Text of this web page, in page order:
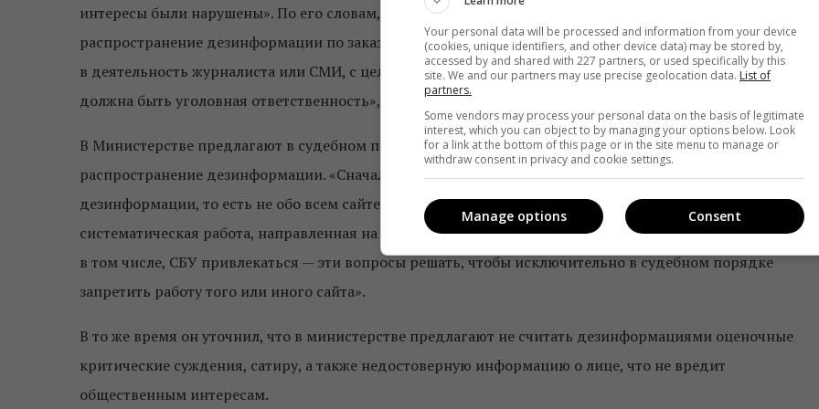
интересы были нарушены». По его словам, к уголовной информации относится также умышленное
распространение дезинформации по заказу третьего лица, которое причинило вред. «За вмешательство
в деятельность журналиста или СМИ, с целью, в том числе, распространения дезинформации, также
должна быть уголовная ответственность», — добавил он.
В Министерстве предлагают в судебном порядке блокировать информационные ресурсы за системное
распространение дезинформации. «Сначала мы ведем речь исключительно об определенной
дезинформации, то есть не обо всем сайте, а об определенной информации. Если же мы видим, что это
систематическая работа, направленная на дезинформацию — в определенной законом процедуре будет,
в том числе, СБУ привлекаться — эти вопросы решать, чтобы исключительно в судебном порядке
запретить работу того или иного сайта».
В то же время он уточнил, что в министерстве предлагают не считать дезинформациями оценочные
критические суждения, сатиру, а также недостоверную информацию о лице, что не вредит
общественным интересам.
Your personal data will be processed and information from your device
(cookies, unique identifiers, and other device data) may be stored by,
accessed by and shared with 227 partners, or used specifically by this
site. We and our partners may use precise geolocation data. List of
partners.
Some vendors may process your personal data on the basis of legitimate
interest, which you can object to by managing your options below. Look
for a link at the bottom of this page or in the site menu to manage or
withdraw consent in privacy and cookie settings.
Consent
Manage options